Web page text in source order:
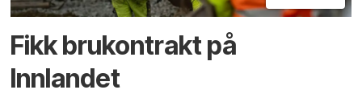
Fikk brukontrakt på
Innlandet